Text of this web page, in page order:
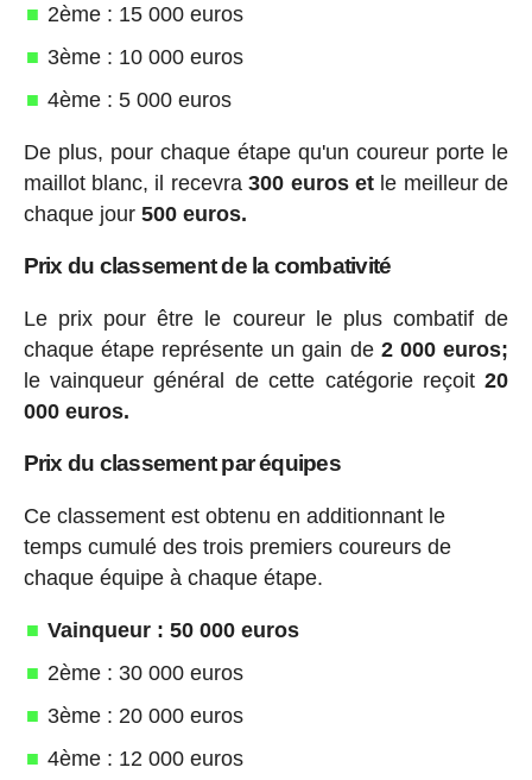
2ème : 15 000 euros
3ème : 10 000 euros
4ème : 5 000 euros
De plus, pour chaque étape qu'un coureur porte le
maillot blanc, il recevra300 euros et le meilleur de
chaque jour500 euros.
Prix du classement de la combativité
Le prix pour être le coureur le plus combatif de
chaque étape représente un gain de 2 000 euros;
le vainqueur général de cette catégorie reçoit20
000 euros.
Prix du classement par équipes
Ce classement est obtenu en additionnant le
temps cumulé des trois premiers coureurs de
chaque équipe à chaque étape.
Vainqueur : 50 000 euros
2ème : 30 000 euros
3ème : 20 000 euros
4ème : 12 000 euros